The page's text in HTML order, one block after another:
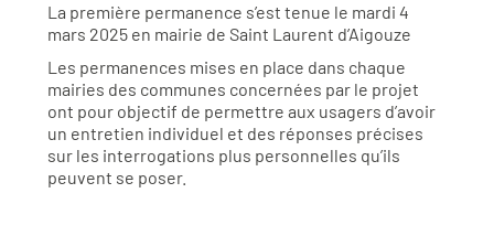
La première permanence s’est tenue le mardi 4
mars 2025 en mairie de Saint Laurent d’Aigouze
Les permanences mises en place dans chaque
mairies des communes concernées par le projet
ont pour objectif de permettre aux usagers d’avoir
un entretien individuel et des réponses précises
sur les interrogations plus personnelles qu’ils
peuvent se poser.